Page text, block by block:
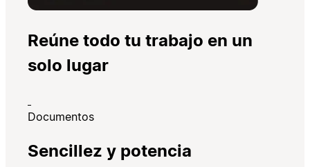
Reúne todo tu trabajo en un
solo lugar
Documentos
Sencillez y potencia